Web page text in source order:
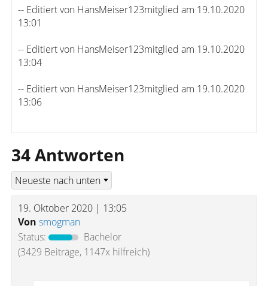
-- Editiert von HansMeiser123mitglied am 19.10.2020
13:01
-- Editiert von HansMeiser123mitglied am 19.10.2020
13:04
-- Editiert von HansMeiser123mitglied am 19.10.2020
13:06
34 Antworten
19. Oktober 2020 | 13:05
Von smogman
Status:
Bachelor
(3429 Beiträge, 1147x hilfreich)